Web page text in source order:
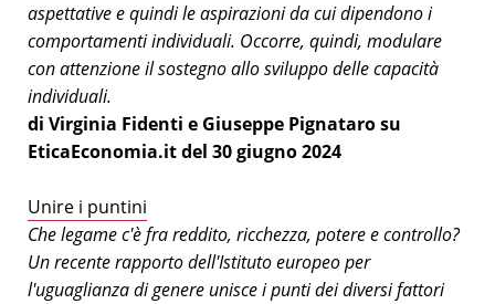
aspettative e quindi le aspirazioni da cui dipendono i
comportamenti individuali. Occorre, quindi, modulare
con attenzione il sostegno allo sviluppo delle capacità
individuali.
di Virginia Fidenti e Giuseppe Pignataro su
EticaEconomia.it del 30 giugno 2024
Unire i puntini
Che legame c'è fra reddito, ricchezza, potere e controllo?
Un recente rapporto dell'Istituto europeo per
l'uguaglianza di genere unisce i punti dei diversi fattori